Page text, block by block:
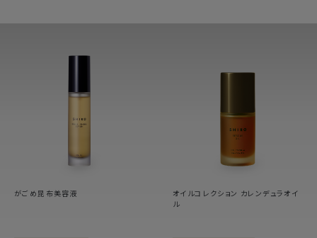
がごめ昆布美容液
オイルコレクション カレンデュラオイ
ル